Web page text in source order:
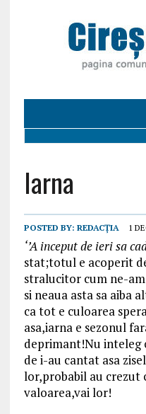
Iarna
POSTED BY: REDACȚIA 1
‘’A inceput de ieri sa
stat;totul e acoperit
stralucitor cum ne-
si neaua asta sa aiba
ca tot e culoarea
asa,iarna e sezonul
deprimant!Nu inteleg
de i-au cantat asa
lor,probabil au crezut
valoarea,vai lor!